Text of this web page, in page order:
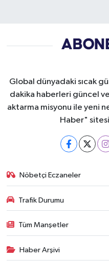
Global dünyadaki sıcak
dakika haberleri güncel
aktarma misyonu ile yeni
Haber"
Nöbetçi Eczaneler
Trafik Durumu
Tüm Manşetler
Haber Arşivi